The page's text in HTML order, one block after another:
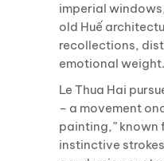
imperial
old Huế
recollections,
emotional weight.
Le Thua Hai
– a movement
painting,” known
instinctive